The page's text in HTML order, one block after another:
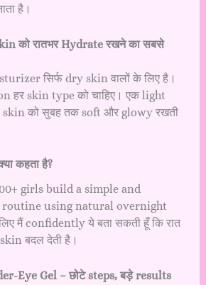
है।
को रातभर Hydrate रखने का सबसे
सिर्फ dry skin वालों के लिए है।
हर skin type को चाहिए। एक light
को सुबह तक soft और glowy रखती
कहता है?
girls build a simple and
routine using natural overnight
मैं confidently ये बता सकती हूँ कि रात
बदल देती है।
Eye Gel – छोटे steps, बड़े results